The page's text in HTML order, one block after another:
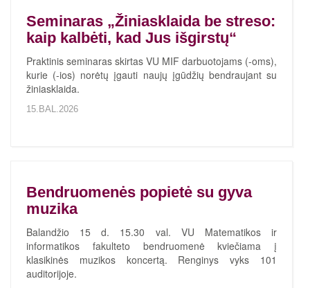
Seminaras „Žiniasklaida be streso:
kaip kalbėti, kad Jus išgirstų“
Praktinis seminaras skirtas VU MIF darbuotojams (-oms),
kurie (-ios) norėtų įgauti naujų įgūdžių bendraujant su
žiniasklaida.
15.BAL.2026
Bendruomenės popietė su gyva
muzika
Balandžio 15 d. 15.30 val. VU Matematikos ir
informatikos fakulteto bendruomenė kviečiama į
klasikinės muzikos koncertą. Renginys vyks 101
auditorijoje.